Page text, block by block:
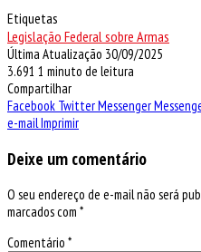
Etiquetas
Legislação Federal sobre Armas
Última Atualização 30/09/2025
3.691 1 minuto de leitura
Compartilhar
Facebook TwitterMessenger
e-mailImprimir
Deixe um comentário
O seu endereço de e-mail não será
marcados com *
Comentário *